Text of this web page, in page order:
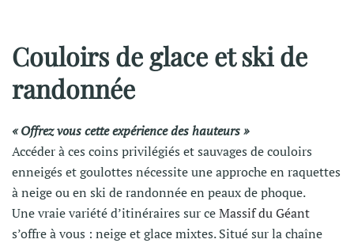
Couloirs de glace et ski de
randonnée
« Offrez vous cette expérience des hauteurs »
Accéder à ces coins privilégiés et sauvages de couloirs
enneigés et goulottes nécessite une approche en raquettes
à neige ou en ski de randonnée en peaux de phoque.
Une vraie variété d’itinéraires sur ceMassif du Géant
s’offre à vous : neige et glace mixtes. Situé sur la chaîne